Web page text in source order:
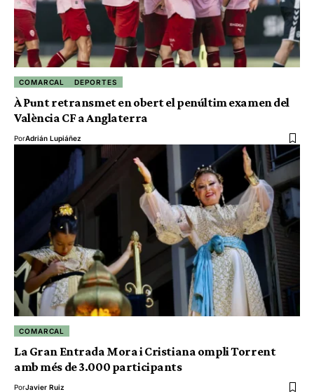
COMARCAL DEPORTES
À Punt retransmet en obert el penúltim examen del
València CF a Anglaterra
PorAdrián Lupiáñez
COMARCAL
La Gran Entrada Mora i Cristiana ompli Torrent
amb més de 3.000 participants
PorJavier Ruiz